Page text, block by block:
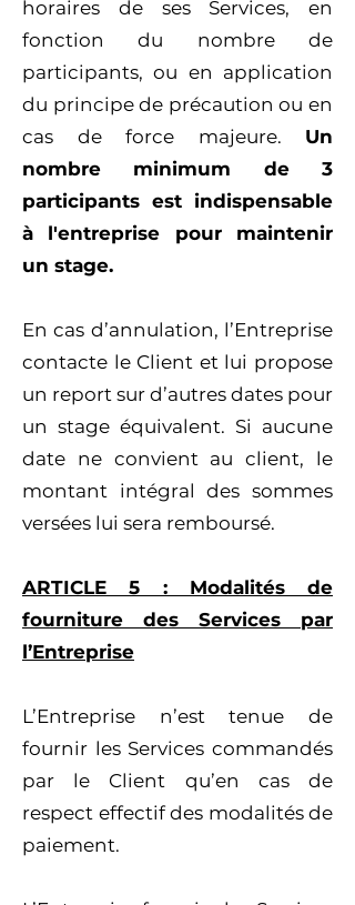
horaires de ses Services, en
fonction du nombre de
participants, ou en application
du principe de précaution ou en
cas de force majeure. Un
nombre minimum de 3
participants est indispensable
à l'entreprise pour maintenir
un stage.
En cas d’annulation, l’Entreprise
contacte le Client et lui propose
un report sur d’autres dates pour
un stage équivalent. Si aucune
date ne convient au client, le
montant intégral des sommes
versées lui sera remboursé.
ARTICLE 5 : Modalités de
fourniture des Services par
l’Entreprise
L’Entreprise n’est tenue de
fournir les Services commandés
par le Client qu’en cas de
respect effectif des modalités de
paiement.